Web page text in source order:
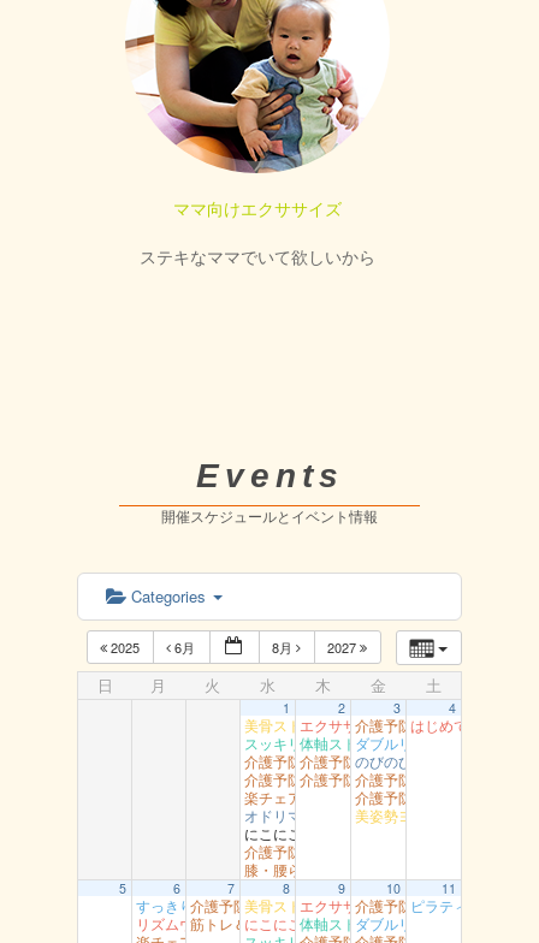
ママ向けエクササイズ
ステキなママでいて欲しいから
Events
開催スケジュールとイベント情報
Categories
2025 6月 8月 2027
日 月 火 水 木 金 土
1
美骨ストレッチ 湖山
スッキリヨガ 吉方
介護予防岩美 浦富
介護予防智頭 総合センター（水）
楽チェア体操 吉岡
オドリマス ラボ
にこにこ用瀬
介護予防岩美 文化センター
膝・腰らくらく教室 醇風
2
エクササイズ 岩美
体軸ストレッチ 富桑
介護予防智頭 土師
介護予防智頭 山郷
3
介護予防岩美 岩井
ダブルリング江山
のびのび健康教室 青谷
介護予防岩美（大岩）
介護予防智頭 那岐
美姿勢ヨガ（高草）
4
はじめてのダンス
5 6
すっきり体操 湖南
リズムウオーキング 駅南
7
介護予防岩美（すこやかセンター）
筋トレ＆ストレッチ 富桑
8
美骨ストレッチ 湖山
にこにこ体操（船岡）
9
エクササイズ 岩美
体軸ストレッチ 富桑
10
介護予防岩美 岩井
ダブルリング 吉成
11
ピラティスヨ～ガ